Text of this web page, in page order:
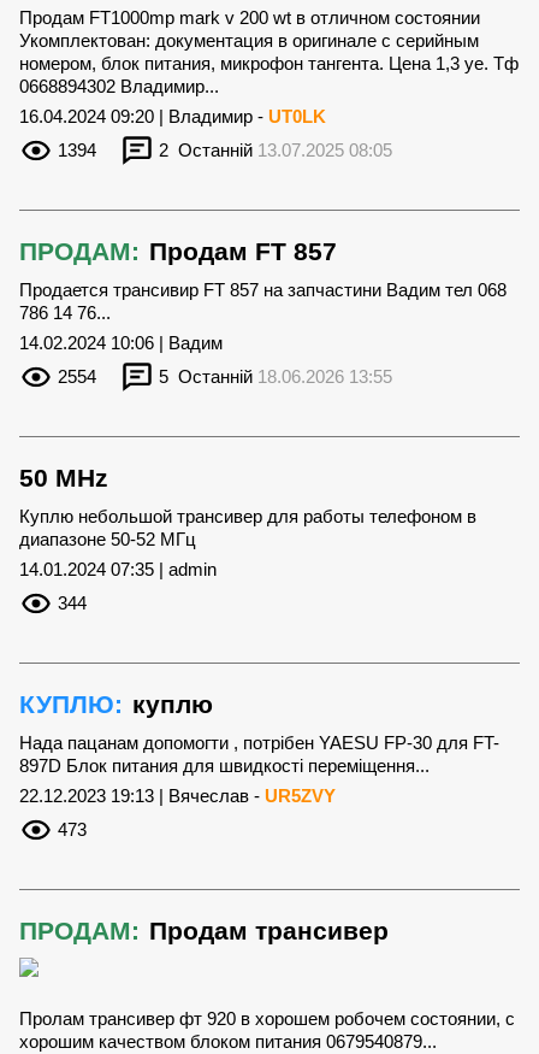
Продам FT1000mp mark v 200 wt в отличном состоянии
Укомплектован: документация в оригинале с серийным
номером, блок питания, микрофон тангента. Цена 1,3 уе. Тф
0668894302 Владимир...
16.04.2024 09:20 | Владимир - UT0LK
1394
2 Останній 13.07.2025 08:05
ПРОДАМ: Продам FT 857
Продается трансивир FT 857 на запчастини Вадим тел 068
786 14 76...
14.02.2024 10:06 | Вадим
2554
5 Останній 18.06.2026 13:55
50 MHz
Куплю небольшой трансивер для работы телефоном в
диапазоне 50-52 МГц
14.01.2024 07:35 | admin
344
КУПЛЮ: куплю
Нада пацанам допомогти , потрібен YAESU FP-30 для FT-
897D Блок питания для швидкості переміщення...
22.12.2023 19:13 | Вячеслав - UR5ZVY
473
ПРОДАМ: Продам трансивер
Пролам трансивер фт 920 в хорошем робочем состоянии, с
хорошим качеством блоком питания 0679540879...